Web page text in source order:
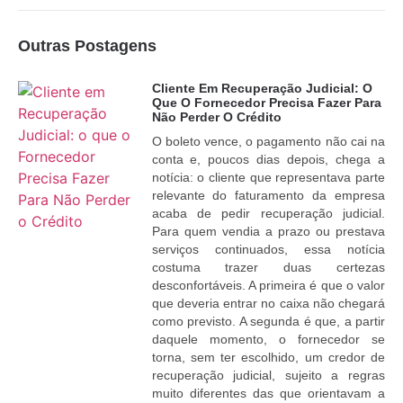
Outras Postagens
Cliente Em Recuperação Judicial: O
Que O Fornecedor Precisa Fazer Para
Não Perder O Crédito
O boleto vence, o pagamento não cai na
conta e, poucos dias depois, chega a
notícia: o cliente que representava parte
relevante do faturamento da empresa
acaba de pedir recuperação judicial.
Para quem vendia a prazo ou prestava
serviços continuados, essa notícia
costuma trazer duas certezas
desconfortáveis. A primeira é que o valor
que deveria entrar no caixa não chegará
como previsto. A segunda é que, a partir
daquele momento, o fornecedor se
torna, sem ter escolhido, um credor de
recuperação judicial, sujeito a regras
muito diferentes das que orientavam a